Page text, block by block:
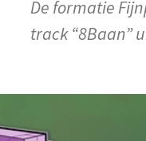
De formatie
track “8Baan”